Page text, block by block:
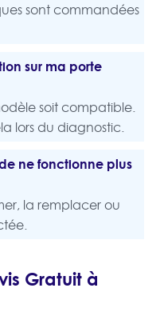
sont commandées
sur ma porte
soit compatible.
lors du diagnostic.
ne fonctionne plus
la remplacer ou
Gratuit à